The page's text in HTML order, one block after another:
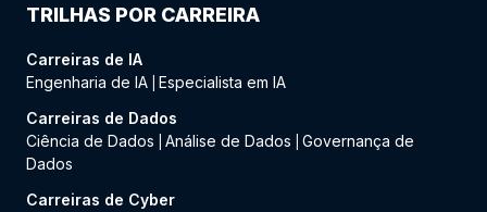
TRILHAS POR CARREIRA
Carreiras de IA
Engenharia de IA Especialista em IA
Carreiras de Dados
Ciência de Dados
Análise de Dados
Governança de
Dados
Carreiras de Cyber